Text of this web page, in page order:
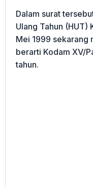
Dalam surat
Ulang Tahun (HUT)
Mei 1999 sekarang
berarti Kodam XV/
tahun.